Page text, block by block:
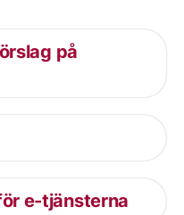
på
e-tjänsterna